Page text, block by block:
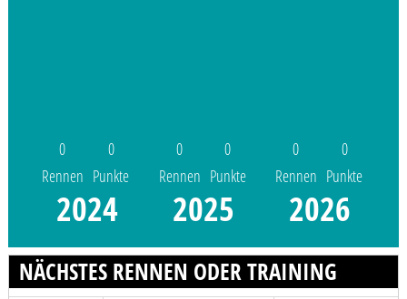
0
Rennen
0
Punkte
2024
0
Rennen
0
Punkte
2025
0
Rennen
0
Punkte
2026
NÄCHSTES RENNEN ODER TRAINING